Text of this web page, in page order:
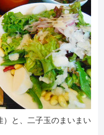
と、二子玉のまいまい